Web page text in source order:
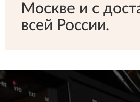
Москве и с
всей России.